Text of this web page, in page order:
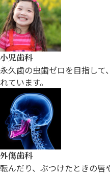
小児歯科
永久歯の虫歯ゼロを目指して
れています。
外傷歯科
転んだり、ぶつけたときの唇